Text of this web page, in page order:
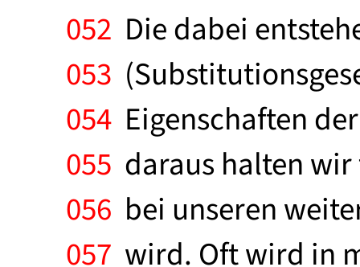
052 Die dabei
053
054 Eigenschaften
055 daraus halten
056 bei unseren
057 wird. Oft wird in